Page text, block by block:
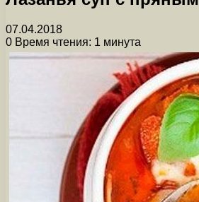
07.04.2018
0 Время чтения: 1 минута